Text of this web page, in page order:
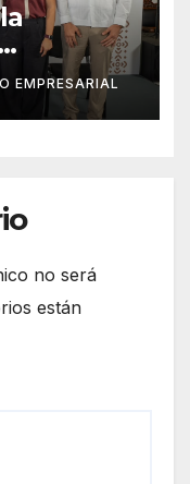
de las
EMPRESARIAL
no será
están